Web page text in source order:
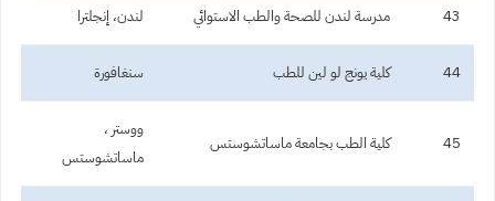
43 مدرسة لندن للصحة والطب الاستوائي لندن، إنجلترا
44 كلية يونج لو لين للطب سنغافورة
45 كلية الطب بجامعة ماساتشوستس
ووستر ،
ماساتشوستس